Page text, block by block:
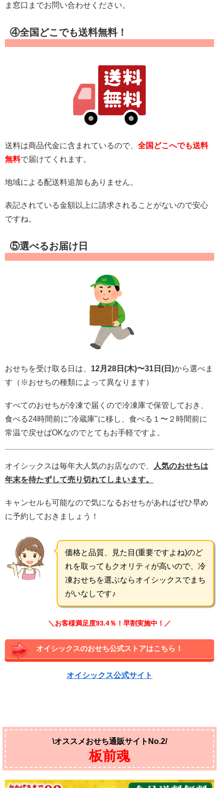
ま窓口までお問い合わせください。
④全国どこでも送料無料！
送料は商品代金に含まれているので、 全国どこへでも送料
無料で届けてくれます。
地域による配送料追加もありません。
表記されている金額以上に請求されることがないので安心
ですね。
⑤選べるお届け日
おせちを受け取る日は、 12月28日(木)〜31日(日)から選べま
す（※おせちの種類によって異なります）
すべてのおせちが冷凍で届くので冷凍庫で保管しておき、
食べる24時間前に"冷蔵庫"に移し、食べる１〜２時間前に
常温で戻せばOKなのでとてもお手軽ですよ。
オイシックスは毎年大人気のお店なので、
人気のおせちは
年末を待たずして売り切れてしまいます。
キャンセルも可能なので気になるおせちがあればぜひ早め
に予約しておきましょう！
価格と品質、見た目(重要ですよね)のど
れを取ってもクオリティが高いので、冷
凍おせちを選ぶならオイシックスでまち
がいなしです♪
＼お客様満足度93.4％！早割実施中！／
オイシックスのおせち公式ストアはこちら！
オイシックス公式サイト
\オススメおせち通販サイトNo.2/
板前魂